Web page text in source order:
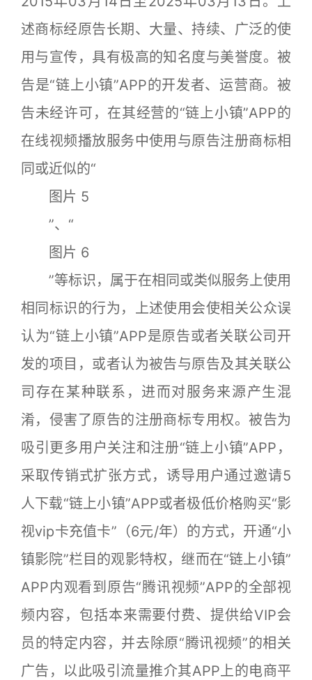
述商标经原告长期、大量、持续、广泛的使
用与宣传，具有极高的知名度与美誉度。被
告是“链上小镇”APP的开发者、运营商。被
告未经许可，在其经营的“链上小镇”APP的
在线视频播放服务中使用与原告注册商标相
同或近似的“
图片 5
”、“
图片 6
”等标识，属于在相同或类似服务上使用
相同标识的行为，上述使用会使相关公众误
认为“链上小镇”APP是原告或者关联公司开
发的项目，或者认为被告与原告及其关联公
司存在某种联系，进而对服务来源产生混
淆，侵害了原告的注册商标专用权。被告为
吸引更多用户关注和注册“链上小镇”APP，
采取传销式扩张方式，诱导用户通过邀请5
人下载“链上小镇”APP或者极低价格购买“影
视vip卡充值卡”（6元/年）的方式，开通“小
镇影院”栏目的观影特权，继而在“链上小镇”
APP内观看到原告“腾讯视频”APP的全部视
频内容，包括本来需要付费、提供给VIP会
员的特定内容，并去除原“腾讯视频”的相关
广告，以此吸引流量推介其APP上的电商平